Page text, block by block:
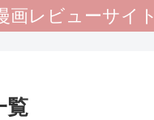
画レビューサイト
覧